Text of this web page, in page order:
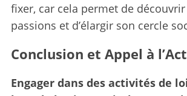
fixer, car cela permet de
passions et d’élargir son cercle
Conclusion et Appel à
Engager dans des activités de